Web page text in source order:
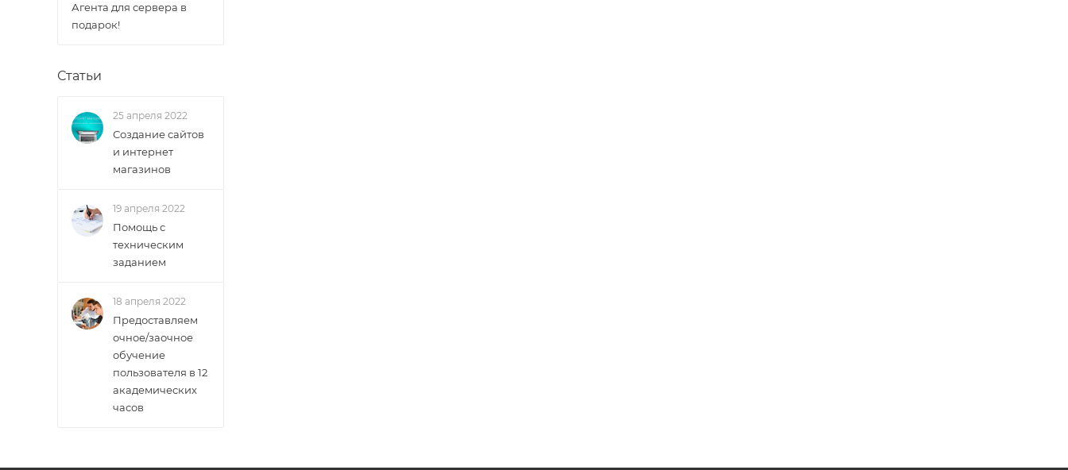
Агента для сервера в
подарок!
Статьи
25 апреля 2022
Создание сайтов
и интернет
магазинов
19 апреля 2022
Помощь с
техническим
заданием
18 апреля 2022
Предоставляем
очное/заочное
обучение
пользователя в 12
академических
часов